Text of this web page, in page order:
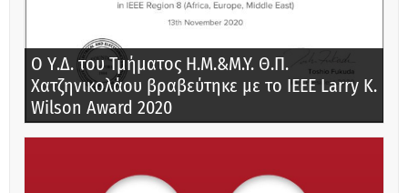
Ο Υ.Δ. του Τμήματος Η.Μ.&M.Y. Θ.Π.
Χατζηνικολάου βραβεύτηκε με το IEEE Larry K.
Wilson Award 2020